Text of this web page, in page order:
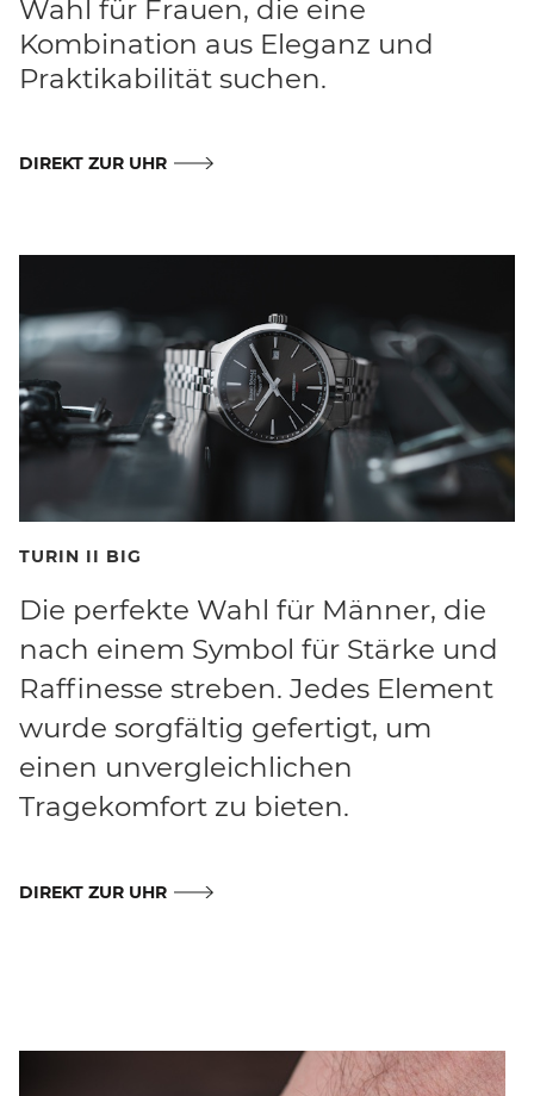
Wahl für Frauen, die eine
Kombination aus Eleganz und
Praktikabilität suchen.
DIREKT ZUR UHR
TURIN II BIG
Die perfekte Wahl für Männer, die
nach einem Symbol für Stärke und
Raffinesse streben. Jedes Element
wurde sorgfältig gefertigt, um
einen unvergleichlichen
Tragekomfort zu bieten.
DIREKT ZUR UHR